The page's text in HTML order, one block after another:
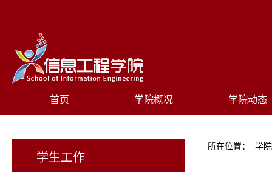
首页 学院概况 学院动态
学生工作
所在位置：学